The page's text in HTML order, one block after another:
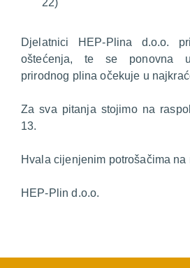
Djelatnici HEP-Plina d.o.o.
oštećenja, te se ponovna
prirodnog plina očekuje u
Za sva pitanja stojimo na
13.
Hvala cijenjenim potrošačima na
HEP-Plin d.o.o.